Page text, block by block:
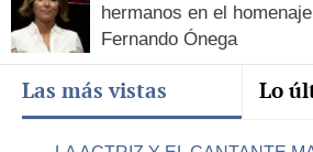
hermanos en el
Fernando Ónega
Las más vistas Lo